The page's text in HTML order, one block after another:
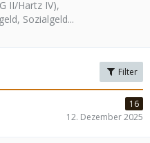
II/Hartz IV),
Sozialgeld...
Filter
16
12. Dezember 2025